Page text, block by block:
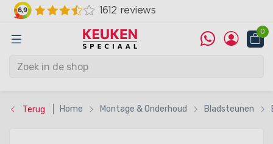
0
Terug Home Montage & Onderhoud Bladsteunen